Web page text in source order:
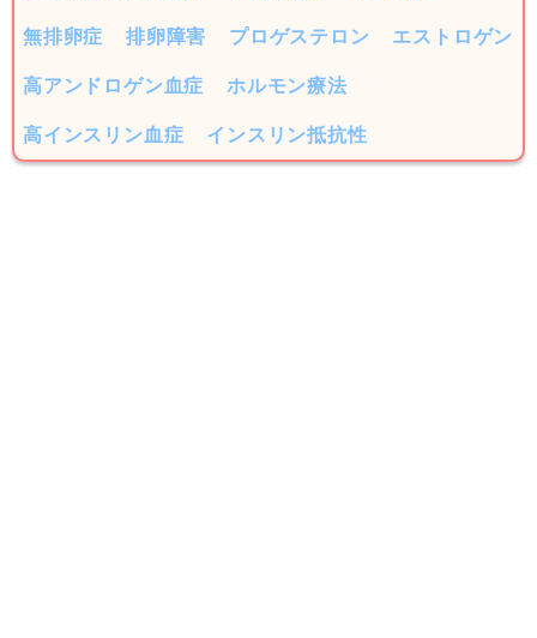
無排卵症
排卵障害 プロゲステロン
エストロゲン
高アンドロゲン血症
ホルモン療法
高インスリン血症
インスリン抵抗性